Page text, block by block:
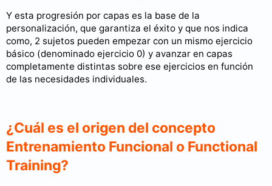
Y esta progresión por capas es la base de la
personalización, que garantiza el éxito y que nos indica
como, 2 sujetos pueden empezar con un mismo ejercicio
básico (denominado ejercicio 0) y avanzar en capas
completamente distintas sobre ese ejercicios en función
de las necesidades individuales.
¿Cuál es el origen del concepto
Entrenamiento Funcional o Functional
Training?